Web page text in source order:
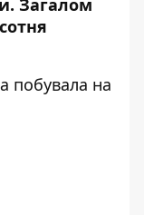
Загалом
побувала на